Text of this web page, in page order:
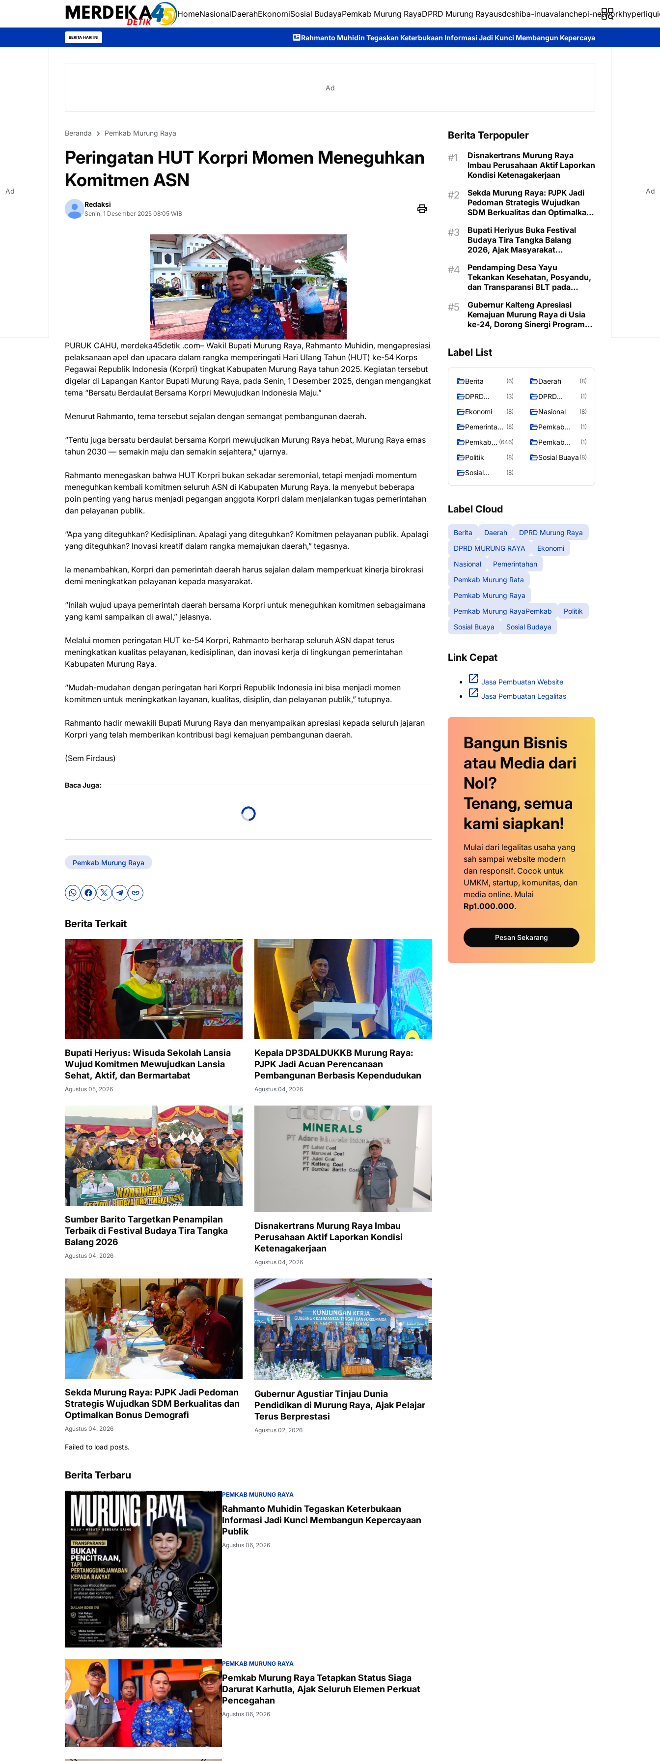
HomeNasionalDaerahEkonomiSosial BudayaPemkab Murung RayaDPRD Murung Rayausdcshiba-inuavalanchepi-network
BERITA HARI INI Rahmanto Muhidin Tegaskan Keterbukaan Informasi Jadi Kunci Membangun Kepercayaan Publik Pemkab Murung Raya Tetapkan
Ad
Beranda Pemkab Murung Raya
Peringatan HUT Korpri Momen Meneguhkan
Komitmen ASN
Redaksi
Senin, 1 Desember 2025 08:05 WIB
PURUK CAHU, merdeka45detik .com– Wakil Bupati Murung Raya, Rahmanto Muhidin, mengapresiasi
pelaksanaan apel dan upacara dalam rangka memperingati Hari Ulang Tahun (HUT) ke-54 Korps
Pegawai Republik Indonesia (Korpri) tingkat Kabupaten Murung Raya tahun 2025. Kegiatan tersebut
digelar di Lapangan Kantor Bupati Murung Raya, pada Senin, 1 Desember 2025, dengan mengangkat
tema “Bersatu Berdaulat Bersama Korpri Mewujudkan Indonesia Maju.”
Menurut Rahmanto, tema tersebut sejalan dengan semangat pembangunan daerah.
“Tentu juga bersatu berdaulat bersama Korpri mewujudkan Murung Raya hebat, Murung Raya emas
tahun 2030 — semakin maju dan semakin sejahtera,” ujarnya.
Rahmanto menegaskan bahwa HUT Korpri bukan sekadar seremonial, tetapi menjadi momentum
meneguhkan kembali komitmen seluruh ASN di Kabupaten Murung Raya. Ia menyebut beberapa
poin penting yang harus menjadi pegangan anggota Korpri dalam menjalankan tugas pemerintahan
dan pelayanan publik.
“Apa yang diteguhkan? Kedisiplinan. Apalagi yang diteguhkan? Komitmen pelayanan publik. Apalagi
yang diteguhkan? Inovasi kreatif dalam rangka memajukan daerah,” tegasnya.
Ia menambahkan, Korpri dan pemerintah daerah harus sejalan dalam memperkuat kinerja birokrasi
demi meningkatkan pelayanan kepada masyarakat.
“Inilah wujud upaya pemerintah daerah bersama Korpri untuk meneguhkan komitmen sebagaimana
yang kami sampaikan di awal,” jelasnya.
Melalui momen peringatan HUT ke-54 Korpri, Rahmanto berharap seluruh ASN dapat terus
meningkatkan kualitas pelayanan, kedisiplinan, dan inovasi kerja di lingkungan pemerintahan
Kabupaten Murung Raya.
“Mudah-mudahan dengan peringatan hari Korpri Republik Indonesia ini bisa menjadi momen
komitmen untuk meningkatkan layanan, kualitas, disiplin, dan pelayanan publik,” tutupnya.
Rahmanto hadir mewakili Bupati Murung Raya dan menyampaikan apresiasi kepada seluruh jajaran
Korpri yang telah memberikan kontribusi bagi kemajuan pembangunan daerah.
(Sem Firdaus)
Baca Juga:
Pemkab Murung Raya
Berita Terkait
Bupati Heriyus: Wisuda Sekolah Lansia
Wujud Komitmen Mewujudkan Lansia
Sehat, Aktif, dan Bermartabat
Agustus 05, 2026
Kepala DP3DALDUKKB Murung Raya:
PJPK Jadi Acuan Perencanaan
Pembangunan Berbasis Kependudukan
Agustus 04, 2026
Sumber Barito Targetkan Penampilan
Terbaik di Festival Budaya Tira Tangka
Balang 2026
Agustus 04, 2026
Disnakertrans Murung Raya Imbau
Perusahaan Aktif Laporkan Kondisi
Ketenagakerjaan
Agustus 04, 2026
Sekda Murung Raya: PJPK Jadi Pedoman
Strategis Wujudkan SDM Berkualitas dan
Optimalkan Bonus Demografi
Agustus 04, 2026
Gubernur Agustiar Tinjau Dunia
Pendidikan di Murung Raya, Ajak Pelajar
Terus Berprestasi
Agustus 02, 2026
Failed to load posts.
Berita Terbaru
PEMKAB MURUNG RAYA
Rahmanto Muhidin Tegaskan Keterbukaan
Informasi Jadi Kunci Membangun Kepercayaan
Publik
Agustus 06, 2026
PEMKAB MURUNG RAYA
Pemkab Murung Raya Tetapkan Status Siaga
Darurat Karhutla, Ajak Seluruh Elemen Perkuat
Pencegahan
Agustus 06, 2026
Berita Terpopuler
Disnakertrans Murung Raya
Imbau Perusahaan Aktif Laporkan
Kondisi Ketenagakerjaan
Sekda Murung Raya: PJPK Jadi
Pedoman Strategis Wujudkan
SDM Berkualitas dan Optimalkan
Bupati Heriyus Buka Festival
Budaya Tira Tangka Balang
2026, Ajak Masyarakat
Pendamping Desa Yayu
Tekankan Kesehatan, Posyandu,
dan Transparansi BLT pada
Gubernur Kalteng Apresiasi
Kemajuan Murung Raya di Usia
ke-24, Dorong Sinergi Program
Label List
Berita (6) Daerah (8)
DPRD
Raya
(3)
DPRD
RAYA
(1)
Ekonomi (8) Nasional (8)
Pemerintaha (8)
Pemkab
(1)
Pemkab
Raya
(646)
Pemkab
RayaPemka
(1)
Politik (8) Sosial Buaya (8)
Sosial
(8)
Label Cloud
Berita Daerah
DPRD Murung Raya
DPRD MURUNG RAYA
Ekonomi
Nasional
Pemerintahan
Pemkab Murung Rata
Pemkab Murung Raya
Pemkab Murung RayaPemkab
Politik
Sosial Buaya
Sosial Budaya
Link Cepat
Jasa Pembuatan Website
Jasa Pembuatan Legalitas
Bangun Bisnis
atau Media dari
Nol?
Tenang, semua
kami siapkan!
Mulai dari legalitas usaha yang
sah sampai website modern
dan responsif. Cocok untuk
UMKM, startup, komunitas, dan
media online. Mulai
Rp1.000.000.
Pesan Sekarang
Ad Ad